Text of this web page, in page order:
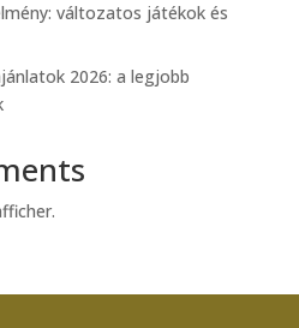
változatos játékok és
2026: a legjobb